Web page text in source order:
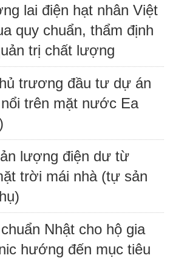
lai điện hạt nhân Việt
quy chuẩn, thẩm định
trị chất lượng
trương đầu tư dự án
trên mặt nước Ea
lượng điện dư từ
trời mái nhà (tự sản
Nhật cho hộ gia
hướng đến mục tiêu